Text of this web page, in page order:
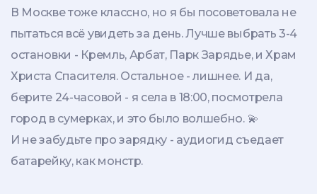
В Москве тоже классно, но я бы посоветовала не
пытаться всё увидеть за день. Лучше выбрать 3-4
остановки - Кремль, Арбат, Парк Зарядье, и Храм
Христа Спасителя. Остальное - лишнее. И да,
берите 24-часовой - я села в 18:00, посмотрела
город в сумерках, и это было волшебно. 💫
И не забудьте про зарядку - аудиогид съедает
батарейку, как монстр.